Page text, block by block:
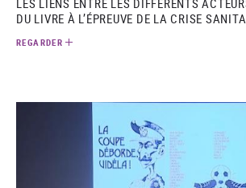
LES LIENS ENTRE LES DIFFÉRENTS
DU LIVRE À L’ÉPREUVE DE LA CRISE
REGARDER